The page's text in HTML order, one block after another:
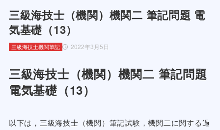
三級海技士（機関）機関二 筆記問題 電
気基礎（13）
2022年3月5日
三級海技士機関筆記
三級海技士（機関）機関二 筆記問題
電気基礎（13）
以下は，三級海技士（機関）筆記試験，機関二に関する過